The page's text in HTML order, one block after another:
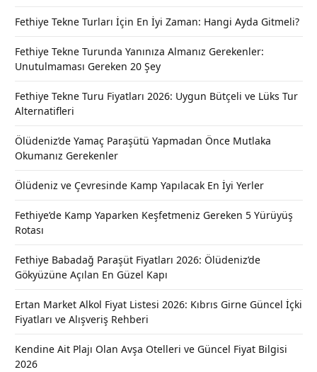
Fethiye Tekne Turları İçin En İyi Zaman: Hangi Ayda Gitmeli?
Fethiye Tekne Turunda Yanınıza Almanız Gerekenler:
Unutulmaması Gereken 20 Şey
Fethiye Tekne Turu Fiyatları 2026: Uygun Bütçeli ve Lüks Tur
Alternatifleri
Ölüdeniz’de Yamaç Paraşütü Yapmadan Önce Mutlaka
Okumanız Gerekenler
Ölüdeniz ve Çevresinde Kamp Yapılacak En İyi Yerler
Fethiye’de Kamp Yaparken Keşfetmeniz Gereken 5 Yürüyüş
Rotası
Fethiye Babadağ Paraşüt Fiyatları 2026: Ölüdeniz’de
Gökyüzüne Açılan En Güzel Kapı
Ertan Market Alkol Fiyat Listesi 2026: Kıbrıs Girne Güncel İçki
Fiyatları ve Alışveriş Rehberi
Kendine Ait Plajı Olan Avşa Otelleri ve Güncel Fiyat Bilgisi
2026